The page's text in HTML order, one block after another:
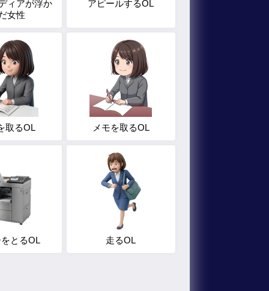
ィアが浮か
女性
アピールするOL
取るOL メモを取るOL
とるOL 走るOL